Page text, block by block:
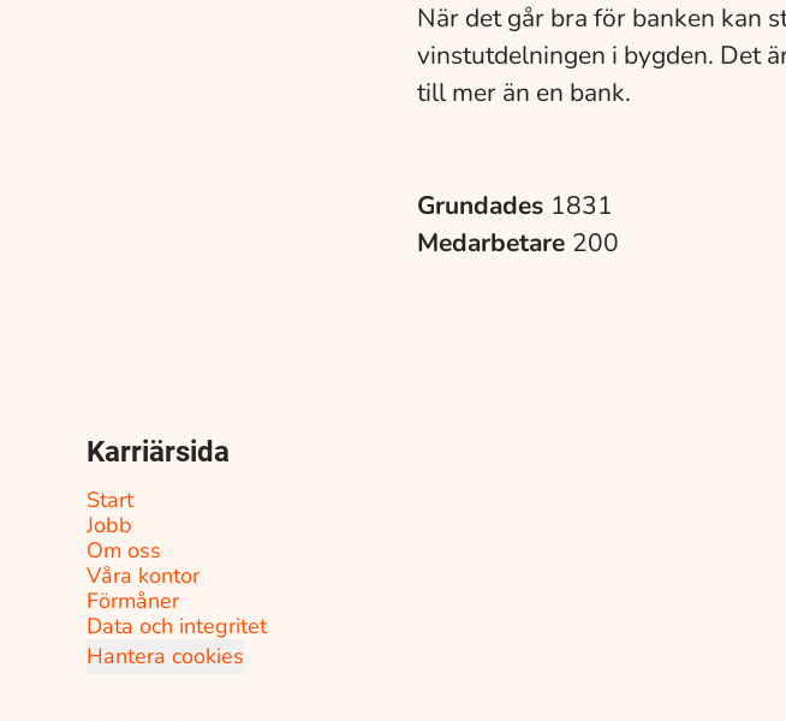
När det går bra för banken kan
vinstutdelningen i bygden. Det
till mer än en bank.
Grundades 1831
Medarbetare 200
Karriärsida
Start
Jobb
Om oss
Våra kontor
Förmåner
Data och integritet
Hantera cookies